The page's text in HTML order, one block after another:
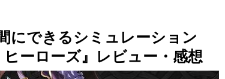
にできるシミュレーション
ーローズ』レビュー・感想